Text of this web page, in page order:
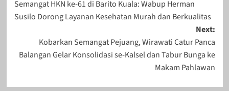
navigation
Semangat HKN ke-61 di Barito Kuala: Wabup Herman
Susilo Dorong Layanan Kesehatan Murah dan Berkualitas
Next:
Kobarkan Semangat Pejuang, Wirawati Catur Panca
Balangan Gelar Konsolidasi se-Kalsel dan Tabur Bunga ke
Makam Pahlawan